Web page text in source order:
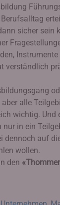
sicher sein
verständlich
alle
wichtig. Und
nur in ein
dennoch auf
wollen.
den